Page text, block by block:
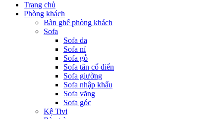
Trang chủ
Phòng khách
Bàn ghế phòng khách
Sofa
Sofa da
Sofa nỉ
Sofa gỗ
Sofa tân cổ điển
Sofa giường
Sofa nhập khẩu
Sofa văng
Sofa góc
Kệ Tivi